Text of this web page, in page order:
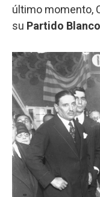
último momento,
su Partido